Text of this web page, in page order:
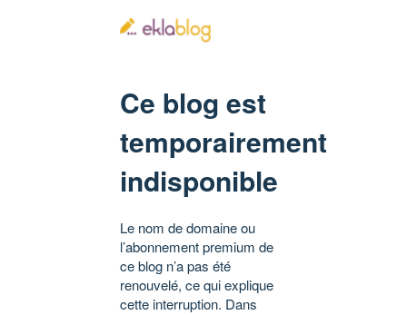
Ce blog est
temporairement
indisponible
Le nom de domaine ou
l’abonnement premium de
ce blog n’a pas été
renouvelé, ce qui explique
cette interruption. Dans